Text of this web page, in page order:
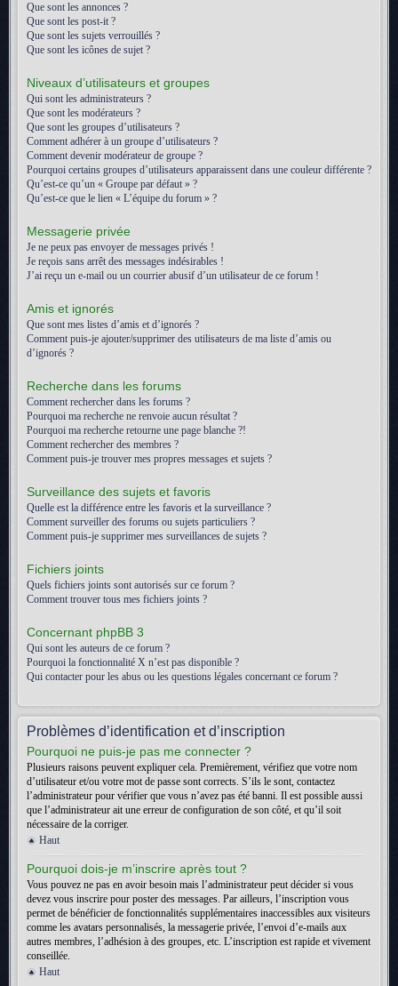
Que sont les annonces ?
Que sont les post-it ?
Que sont les sujets verrouillés ?
Que sont les icônes de sujet ?
Niveaux d’utilisateurs et groupes
Qui sont les administrateurs ?
Que sont les modérateurs ?
Que sont les groupes d’utilisateurs ?
Comment adhérer à un groupe d’utilisateurs ?
Comment devenir modérateur de groupe ?
Pourquoi certains groupes d’utilisateurs apparaissent dans une couleur différente ?
Qu’est-ce qu’un « Groupe par défaut » ?
Qu’est-ce que le lien « L’équipe du forum » ?
Messagerie privée
Je ne peux pas envoyer de messages privés !
Je reçois sans arrêt des messages indésirables !
J’ai reçu un e-mail ou un courrier abusif d’un utilisateur de ce forum !
Amis et ignorés
Que sont mes listes d’amis et d’ignorés ?
Comment puis-je ajouter/supprimer des utilisateurs de ma liste d’amis ou
d’ignorés ?
Recherche dans les forums
Comment rechercher dans les forums ?
Pourquoi ma recherche ne renvoie aucun résultat ?
Pourquoi ma recherche retourne une page blanche ?!
Comment rechercher des membres ?
Comment puis-je trouver mes propres messages et sujets ?
Surveillance des sujets et favoris
Quelle est la différence entre les favoris et la surveillance ?
Comment surveiller des forums ou sujets particuliers ?
Comment puis-je supprimer mes surveillances de sujets ?
Fichiers joints
Quels fichiers joints sont autorisés sur ce forum ?
Comment trouver tous mes fichiers joints ?
Concernant phpBB 3
Qui sont les auteurs de ce forum ?
Pourquoi la fonctionnalité X n’est pas disponible ?
Qui contacter pour les abus ou les questions légales concernant ce forum ?
Problèmes d’identification et d’inscription
Pourquoi ne puis-je pas me connecter ?
Plusieurs raisons peuvent expliquer cela. Premièrement, vérifiez que votre nom
d’utilisateur et/ou votre mot de passe sont corrects. S’ils le sont, contactez
l’administrateur pour vérifier que vous n’avez pas été banni. Il est possible aussi
que l’administrateur ait une erreur de configuration de son côté, et qu’il soit
nécessaire de la corriger.
Haut
Pourquoi dois-je m’inscrire après tout ?
Vous pouvez ne pas en avoir besoin mais l’administrateur peut décider si vous
devez vous inscrire pour poster des messages. Par ailleurs, l’inscription vous
permet de bénéficier de fonctionnalités supplémentaires inaccessibles aux visiteurs
comme les avatars personnalisés, la messagerie privée, l’envoi d’e-mails aux
autres membres, l’adhésion à des groupes, etc. L’inscription est rapide et vivement
conseillée.
Haut